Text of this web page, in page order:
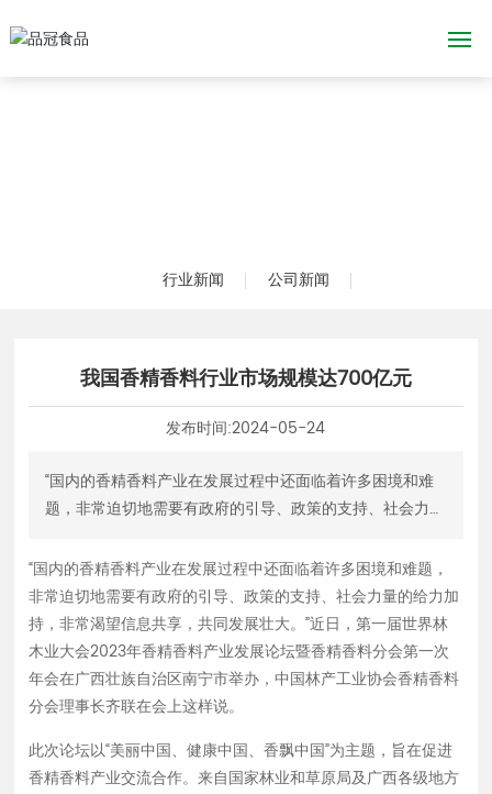
联系我们
English
行业新闻 公司新闻
我国香精香料行业市场规模达700亿元
发布时间:2024-05-24
“国内的香精香料产业在发展过程中还面临着许多困境和难
题，非常迫切地需要有政府的引导、政策的支持、社会力量
第一届世界林木业大会2023年香精香料产业发展论坛暨香
精香料分会第一次年会在广西壮族自治区南宁市举办，中国
林产工业协会香精香料分会理事长齐联在会上这样说。 此
次论坛以“美丽中国、健康中国、香飘中国”为主题，旨在促
进香精香料产业交流合作。来自国家林业和草原局及广西各
级地方政府相关部门负责人、业内专家学者和企业界代表4
国经济林协会换届领导小组负责人金旻说，香精香料产业是
重要的资源性产业、高科技产业、朝阳产业。自古以来，香
“国内的香精香料产业在发展过程中还面临着许多困境和难题，
非常迫切地需要有政府的引导、政策的支持、社会力量的给力加
持，非常渴望信息共享，共同发展壮大。”近日，第一届世界林
木业大会2023年香精香料产业发展论坛暨香精香料分会第一次
年会在广西壮族自治区南宁市举办，中国林产工业协会香精香料
分会理事长齐联在会上这样说。
此次论坛以“美丽中国、健康中国、香飘中国”为主题，旨在促进
香精香料产业交流合作。来自国家林业和草原局及广西各级地方